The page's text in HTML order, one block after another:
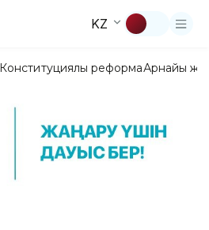
KZ
Конституциялық реформаАрнайы